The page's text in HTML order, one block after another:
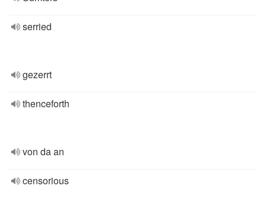
serried
gezerrt
thenceforth
von da an
censorious